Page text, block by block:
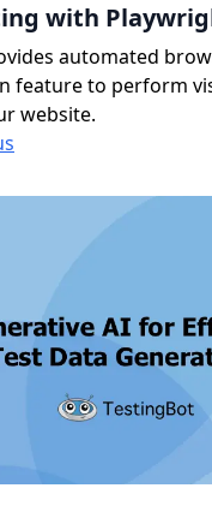
with
automated
feature to perform
website.